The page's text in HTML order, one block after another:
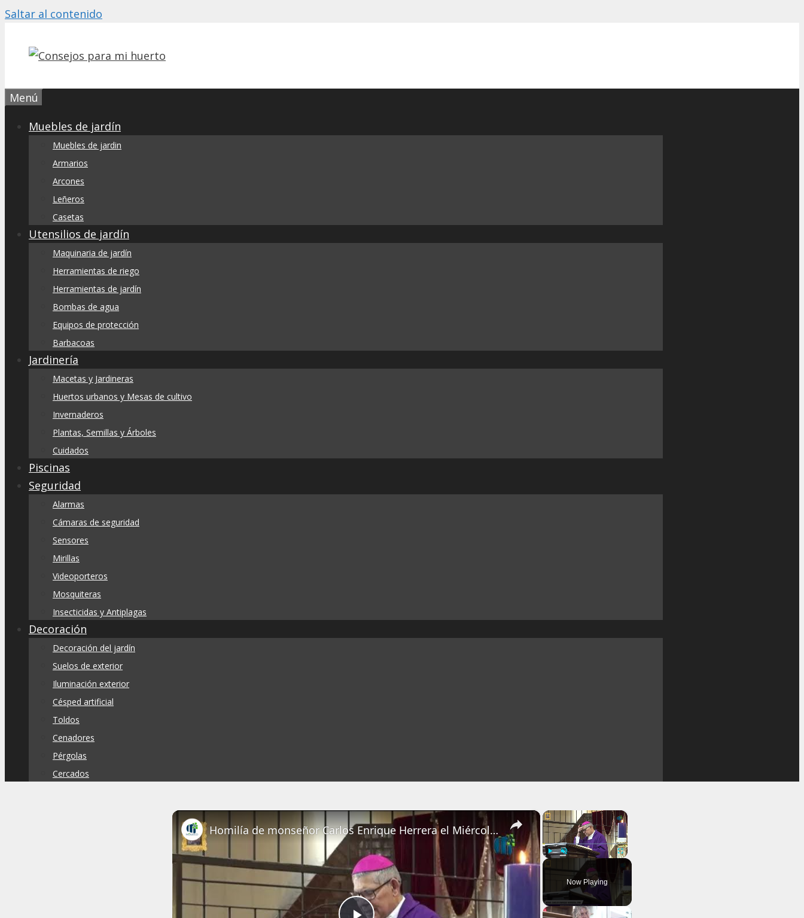
Saltar al contenido
Menú
Muebles de jardín
Muebles de jardin
Armarios
Arcones
Leñeros
Casetas
Utensilios de jardín
Maquinaria de jardín
Herramientas de riego
Herramientas de jardín
Bombas de agua
Equipos de protección
Barbacoas
Jardinería
Macetas y Jardineras
Huertos urbanos y Mesas de cultivo
Invernaderos
Plantas, Semillas y Árboles
Cuidados
Piscinas
Seguridad
Alarmas
Cámaras de seguridad
Sensores
Mirillas
Videoporteros
Mosquiteras
Insecticidas y Antiplagas
Decoración
Decoración del jardín
Suelos de exterior
Iluminación exterior
Césped artificial
Toldos
Cenadores
Pérgolas
Cercados
×
Unmute Fullscreen
Now Playing
×
Homilía de monseñor Carlos Enrique Herrera el Miércoles de Ceniza 18 de febrero de 2026 en Guatemala